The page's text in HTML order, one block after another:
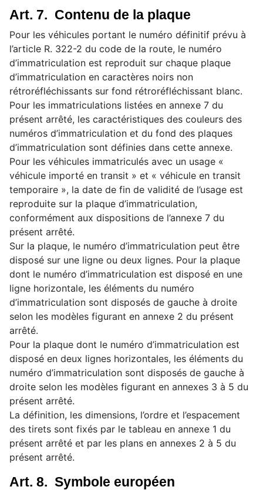
Art. 7. Contenu de la plaque
Pour les véhicules portant le numéro définitif prévu à
l’article R. 322-2 du code de la route, le numéro
d’immatriculation est reproduit sur chaque plaque
d’immatriculation en caractères noirs non
rétroréfléchissants sur fond rétroréfléchissant blanc.
Pour les immatriculations listées en annexe 7 du
présent arrêté, les caractéristiques des couleurs des
numéros d’immatriculation et du fond des plaques
d’immatriculation sont définies dans cette annexe.
Pour les véhicules immatriculés avec un usage «
véhicule importé en transit » et « véhicule en transit
temporaire », la date de fin de validité de l’usage est
reproduite sur la plaque d’immatriculation,
conformément aux dispositions de l’annexe 7 du
présent arrêté.
Sur la plaque, le numéro d’immatriculation peut être
disposé sur une ligne ou deux lignes. Pour la plaque
dont le numéro d’immatriculation est disposé en une
ligne horizontale, les éléments du numéro
d’immatriculation sont disposés de gauche à droite
selon les modèles figurant en annexe 2 du présent
arrêté.
Pour la plaque dont le numéro d’immatriculation est
disposé en deux lignes horizontales, les éléments du
numéro d’immatriculation sont disposés de gauche à
droite selon les modèles figurant en annexes 3 à 5 du
présent arrêté.
La définition, les dimensions, l’ordre et l’espacement
des tirets sont fixés par le tableau en annexe 1 du
présent arrêté et par les plans en annexes 2 à 5 du
présent arrêté.
Art. 8. Symbole européen